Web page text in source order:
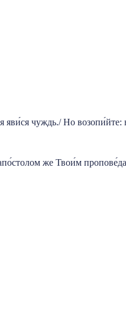
чуждь./ Но возопи́йте:
же Твои́м